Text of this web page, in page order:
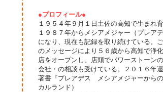
●プロフィール●
１９５４年９月１日土佐の高知で生まれ育
１９８７年からメシアメジャー（プレア
になり、現在も記録を取り続けている。
のメッセージにより５６歳から高知で浄
店をオープンし、店頭でパワーストーン
会社・の相談も受けている。２０１６年
著書『プレアデス メシアメジャーから
カルランド）